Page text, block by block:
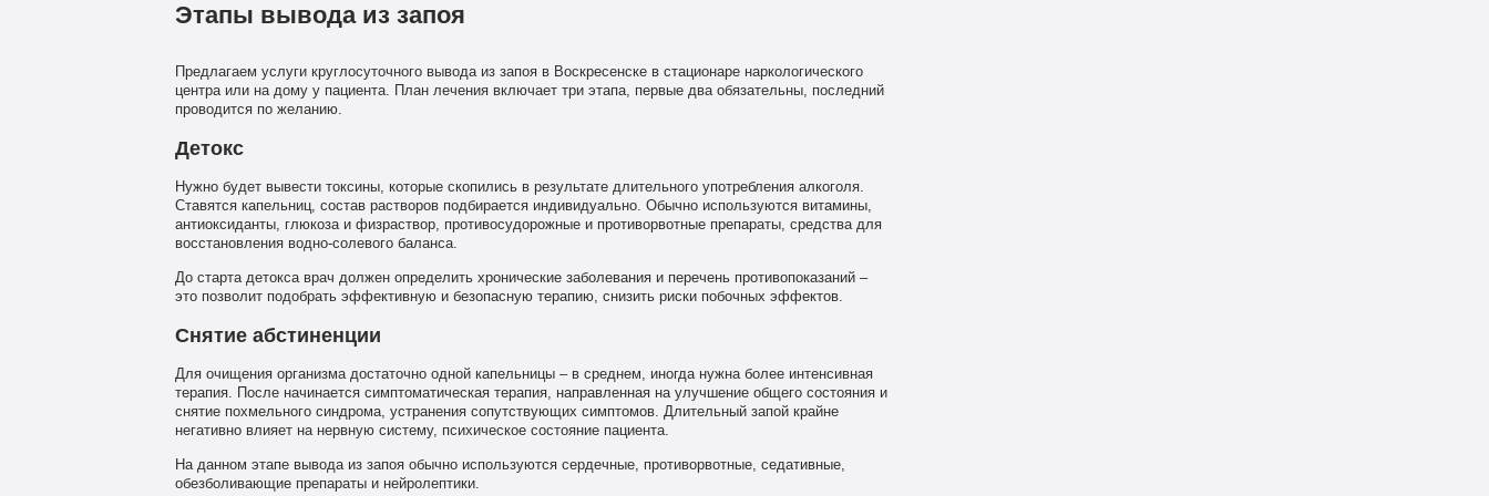
Этапы вывода из запоя
Предлагаем услуги круглосуточного вывода из запоя в Воскресенске в стационаре наркологического
центра или на дому у пациента. План лечения включает три этапа, первые два обязательны, последний
проводится по желанию.
Детокс
Нужно будет вывести токсины, которые скопились в результате длительного употребления алкоголя.
Ставятся капельниц, состав растворов подбирается индивидуально. Обычно используются витамины,
антиоксиданты, глюкоза и физраствор, противосудорожные и противорвотные препараты, средства для
восстановления водно-солевого баланса.
До старта детокса врач должен определить хронические заболевания и перечень противопоказаний –
это позволит подобрать эффективную и безопасную терапию, снизить риски побочных эффектов.
Снятие абстиненции
Для очищения организма достаточно одной капельницы – в среднем, иногда нужна более интенсивная
терапия. После начинается симптоматическая терапия, направленная на улучшение общего состояния и
снятие похмельного синдрома, устранения сопутствующих симптомов. Длительный запой крайне
негативно влияет на нервную систему, психическое состояние пациента.
На данном этапе вывода из запоя обычно используются сердечные, противорвотные, седативные,
обезболивающие препараты и нейролептики.